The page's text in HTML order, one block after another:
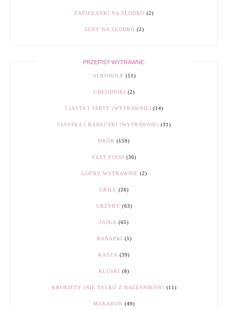
ZAPIEKANKI NA SŁODKO (2)
ZUPY NA SŁODKO (2)
PRZEPISY WYTRAWNE:
ALKOHOLE (11)
CHŁODNIKI (2)
CIASTA I TARTY (WYTRAWNIE) (14)
CIASTKA I BABECZKI (WYTRAWNIE) (31)
DRÓB (159)
FAST FOOD (30)
GOFRY WYTRAWNIE (2)
GRILL (26)
GRZYBY (63)
JAJKA (65)
KANAPKI (5)
KASZA (39)
KLUSKI (8)
KROKIETY (NIE TYLKO Z NALEŚNIKÓW) (11)
MAKARON (49)